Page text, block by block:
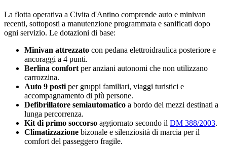
La flotta operativa a Civita d'Antino comprende auto e minivan
recenti, sottoposti a manutenzione programmata e sanificati dopo
ogni servizio. Le dotazioni di base:
Minivan attrezzato con pedana elettroidraulica posteriore e
ancoraggi a 4 punti.
Berlina comfort per anziani autonomi che non utilizzano
carrozzina.
Auto 9 posti per gruppi familiari, viaggi turistici e
accompagnamento di più persone.
Defibrillatore semiautomatico a bordo dei mezzi destinati a
lunga percorrenza.
Kit di primo soccorso aggiornato secondo il DM 388/2003.
Climatizzazione bizonale e silenziosità di marcia per il
comfort del passeggero fragile.